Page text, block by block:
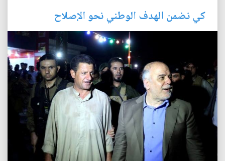
كي نضمن الهدف الوطني نحو الإصلاح